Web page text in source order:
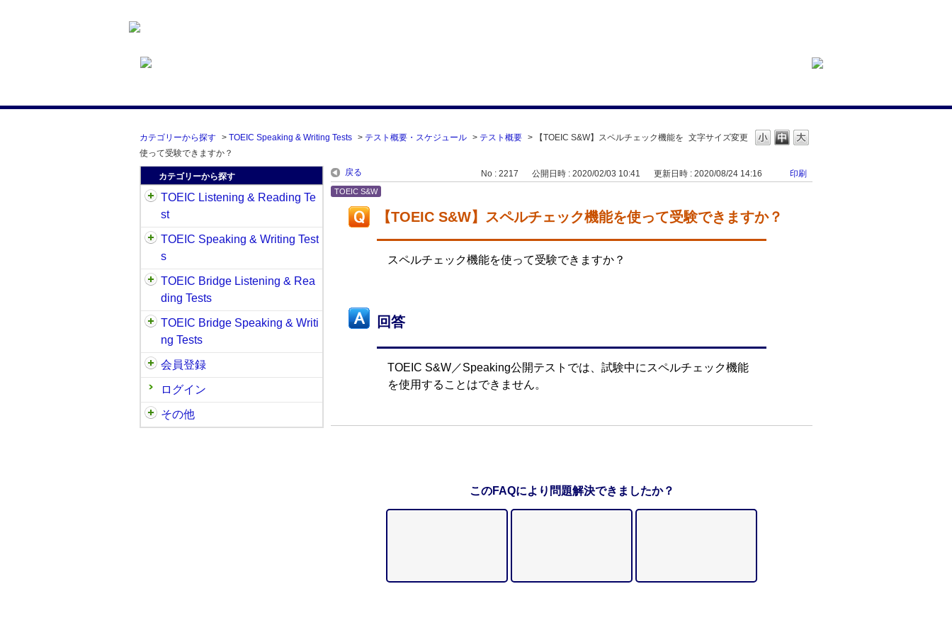
文字サイズ変更
カテゴリーから探す > TOEIC Speaking & Writing Tests > テスト概要・スケジュール > テスト概要 >
【TOEIC S&W】スペルチェック機能を
使って受験できますか？
カテゴリーから探す
TOEIC Listening & Reading Te
st
TOEIC Speaking & Writing Test
s
TOEIC Bridge Listening & Rea
ding Tests
TOEIC Bridge Speaking & Writi
ng Tests
会員登録
ログイン
その他
戻る No : 2217 公開日時 : 2020/02/03 10:41 更新日時 : 2020/08/24 14:16 印刷
TOEIC S&W
【TOEIC S&W】スペルチェック機能を使って受験できますか？
スペルチェック機能を使って受験できますか？
回答
TOEIC S&W／Speaking公開テストでは、試験中にスペルチェック機能
を使用することはできません。
このFAQにより問題解決できましたか？